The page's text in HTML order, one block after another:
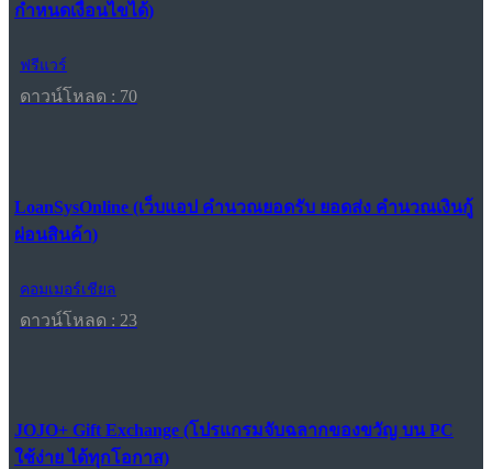
กำหนดเงื่อนไขได้)
ฟรีแวร์
ดาวน์โหลด : 70
LoanSysOnline (เว็บแอป คำนวณยอดรับ ยอดส่ง คำนวณเงินกู้
ผ่อนสินค้า)
คอมเมอร์เชียล
ดาวน์โหลด : 23
JOJO+ Gift Exchange (โปรแกรมจับฉลากของขวัญ บน PC
ใช้ง่าย ได้ทุกโอกาส)